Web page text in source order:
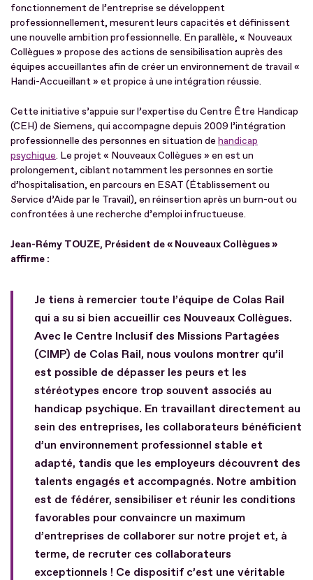
fonctionnement de l’entreprise se développent
professionnellement, mesurent leurs capacités et définissent
une nouvelle ambition professionnelle. En parallèle, « Nouveaux
Collègues » propose des actions de sensibilisation auprès des
équipes accueillantes afin de créer un environnement de travail «
Handi-Accueillant » et propice à une intégration réussie.
Cette initiative s’appuie sur l’expertise du Centre Être Handicap
(CEH) de Siemens, qui accompagne depuis 2009 l’intégration
professionnelle des personnes en situation de handicap
psychique. Le projet « Nouveaux Collègues » en est un
prolongement, ciblant notamment les personnes en sortie
d’hospitalisation, en parcours en ESAT (Établissement ou
Service d’Aide par le Travail), en réinsertion après un burn-out ou
confrontées à une recherche d’emploi infructueuse.
Jean-Rémy TOUZE, Président de « Nouveaux Collègues »
affirme :
Je tiens à remercier toute l’équipe de Colas Rail
qui a su si bien accueillir ces Nouveaux Collègues.
Avec le Centre Inclusif des Missions Partagées
(CIMP) de Colas Rail, nous voulons montrer qu’il
est possible de dépasser les peurs et les
stéréotypes encore trop souvent associés au
handicap psychique. En travaillant directement au
sein des entreprises, les collaborateurs bénéficient
d’un environnement professionnel stable et
adapté, tandis que les employeurs découvrent des
talents engagés et accompagnés. Notre ambition
est de fédérer, sensibiliser et réunir les conditions
favorables pour convaincre un maximum
d’entreprises de collaborer sur notre projet et, à
terme, de recruter ces collaborateurs
exceptionnels ! Ce dispositif c’est une véritable